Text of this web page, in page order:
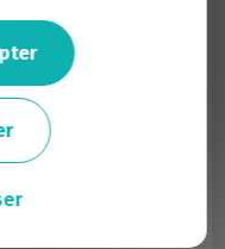
de diffusion
et de
déchets
de déchets